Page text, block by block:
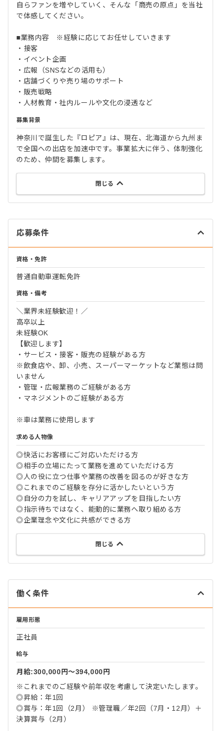
自らファンを増やしていく、そんな「商売の原点」を当社
で体感してください。
■業務内容 ※経験に応じてお任せしていきます
・接客
・イベント企画
・広報（SNSなどの活用も）
・店舗づくりや売り場のサポート
・販売戦略
・人材教育・社内ルールや文化の浸透など
募集背景
神奈川で誕生した『ロピア』は、現在、北海道から九州ま
で全国への出店を加速中です。事業拡大に伴う、体制強化
のため、仲間を募集します。
閉じる
応募条件
資格・免許
普通自動車運転免許
資格・備考
＼業界未経験歓迎！／
高卒以上
未経験OK
【歓迎します】
・サービス・接客・販売の経験がある方
※飲食店や、卸、小売、スーパーマーケットなど業態は問
いません
・管理・広報業務のご経験がある方
・マネジメントのご経験がある方
※車は業務に使用します
求める人物像
◎快活にお客様にご対応いただける方
◎相手の立場にたって業務を進めていただける方
◎人の役に立つ仕事や業務の改善を図るのが好きな方
◎これまでのご経験を存分に活かしたいという方
◎自分の力を試し、キャリアアップを目指したい方
◎指示待ちではなく、能動的に業務へ取り組める方
◎企業理念や文化に共感ができる方
閉じる
働く条件
雇用形態
正社員
給与
月給:300,000円〜394,000円
※これまでのご経験や前年収を考慮して決定いたします。
◎昇給：年1回
◎賞与：年1回（2月） ※管理職／年2回（7月・12月）＋
決算賞与（2月）